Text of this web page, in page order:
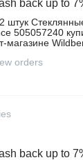
back up to
штук
505057240
orders
back up to